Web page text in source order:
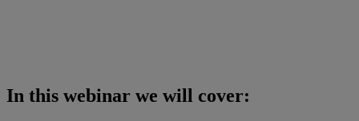
In this webinar we will cover: